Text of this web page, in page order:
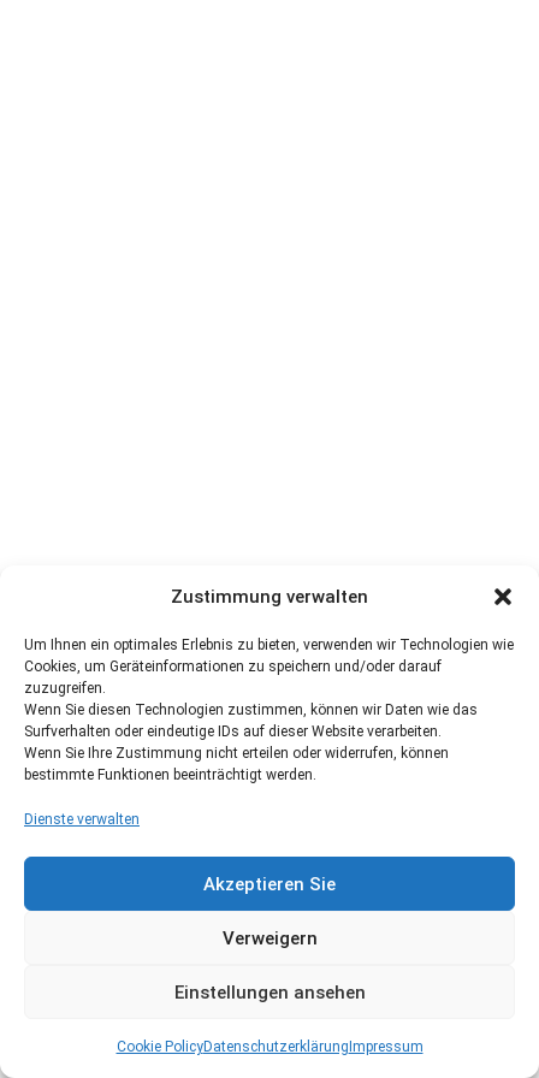
Zustimmung verwalten
Um Ihnen ein optimales Erlebnis zu bieten, verwenden wir Technologien wie
Cookies, um Geräteinformationen zu speichern und/oder darauf
zuzugreifen.
Wenn Sie diesen Technologien zustimmen, können wir Daten wie das
Surfverhalten oder eindeutige IDs auf dieser Website verarbeiten.
Wenn Sie Ihre Zustimmung nicht erteilen oder widerrufen, können
bestimmte Funktionen beeinträchtigt werden.
Dienste verwalten
Akzeptieren Sie
Verweigern
Einstellungen ansehen
Cookie PolicyDatenschutzerklärung Impressum